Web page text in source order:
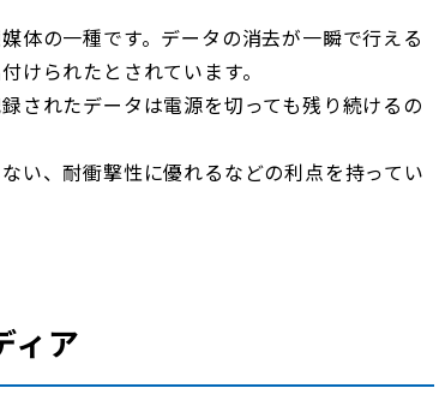
体の一種です。データの消去が一瞬で行える
けられたとされています。
されたデータは電源を切っても残り続けるの
い、耐衝撃性に優れるなどの利点を持ってい
ィア